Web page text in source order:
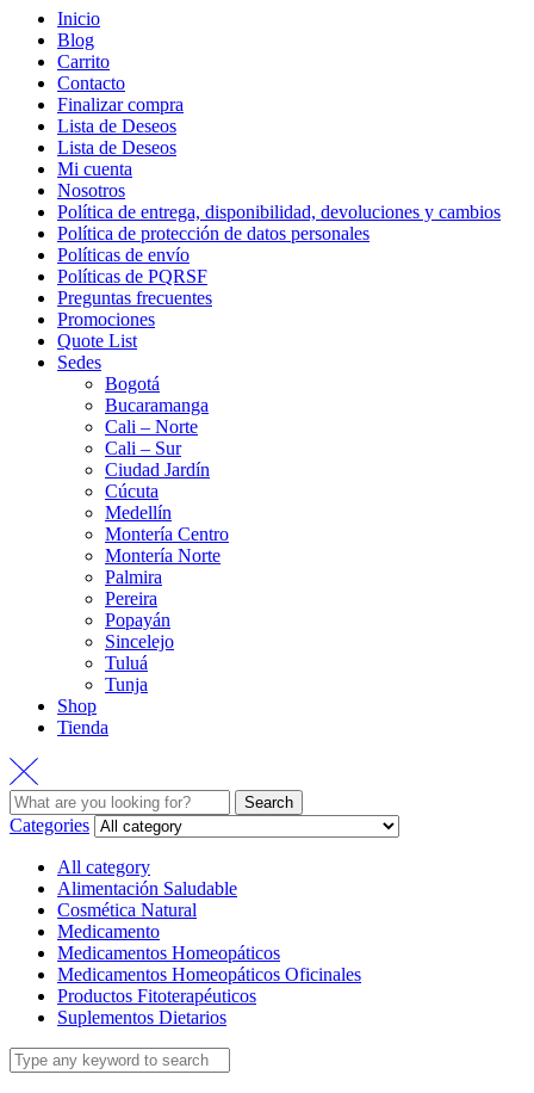
Inicio
Blog
Carrito
Contacto
Finalizar compra
Lista de Deseos
Lista de Deseos
Mi cuenta
Nosotros
Política de entrega, disponibilidad, devoluciones y cambios
Política de protección de datos personales
Políticas de envío
Políticas de PQRSF
Preguntas frecuentes
Promociones
Quote List
Sedes
Bogotá
Bucaramanga
Cali – Norte
Cali – Sur
Ciudad Jardín
Cúcuta
Medellín
Montería Centro
Montería Norte
Palmira
Pereira
Popayán
Sincelejo
Tuluá
Tunja
Shop
Tienda
Search
for:
Search
Categories
All category
Alimentación Saludable
Cosmética Natural
Medicamento
Medicamentos Homeopáticos
Medicamentos Homeopáticos Oficinales
Productos Fitoterapéuticos
Suplementos Dietarios